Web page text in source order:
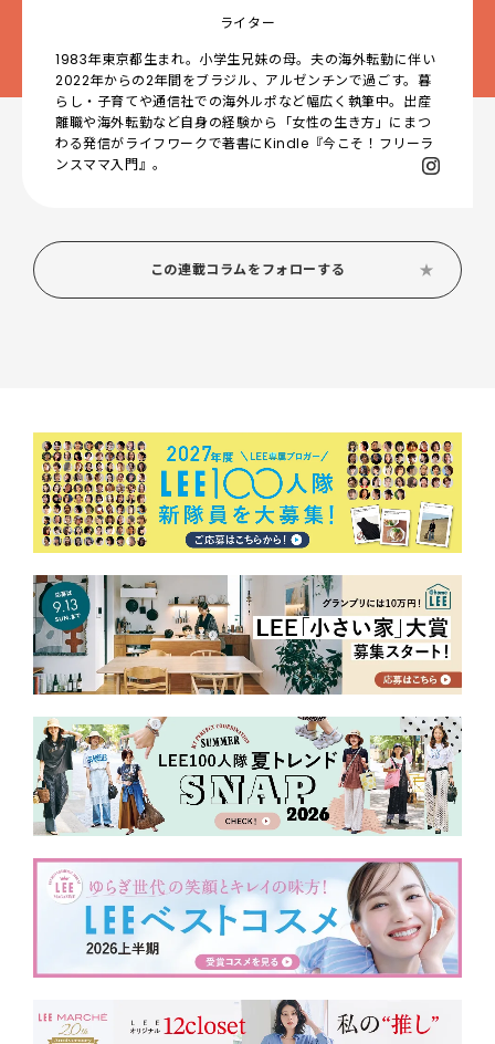
ライター
1983年東京都生まれ。小学生兄妹の母。夫の海外転勤に伴い
2022年からの2年間をブラジル、アルゼンチンで過ごす。暮
らし・子育てや通信社での海外ルポなど幅広く執筆中。出産
離職や海外転勤など自身の経験から「女性の生き方」にまつ
わる発信がライフワークで著書にKindle『今こそ！フリーラ
ンスママ入門』。
この連載コラムをフォローする